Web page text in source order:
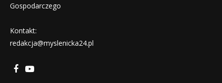
Gospodarczego
Kontakt:
redakcja@myslenicka24.pl